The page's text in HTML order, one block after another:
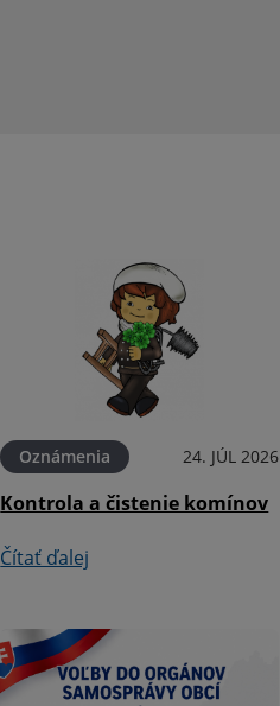
Oznámenia 24. JÚL 2026
Kontrola a čistenie komínov
Čítať ďalej